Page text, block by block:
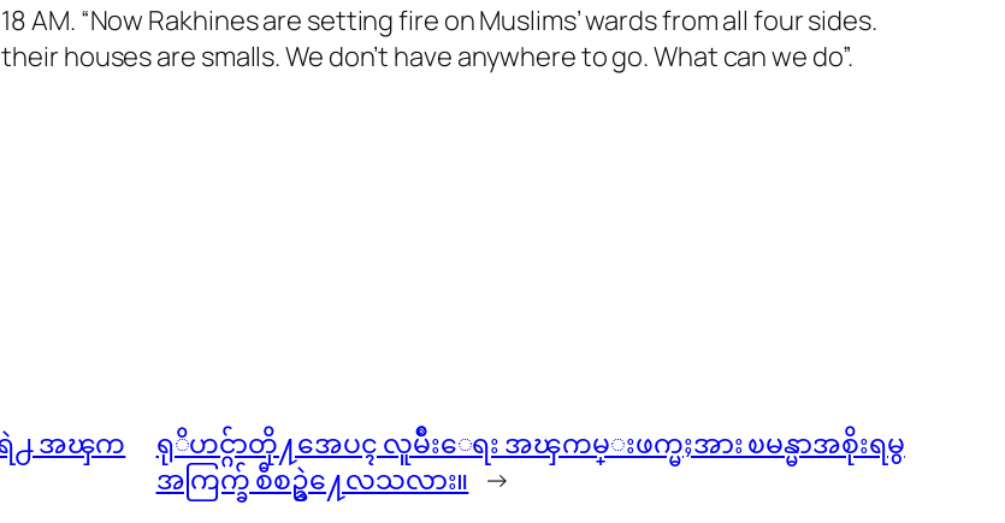
“Now Rakhines are setting fire on Muslims’ wards from all four sides.
houses are smalls. We don’t have anywhere to go. What can we do”.
ရဲ႕ အၾက
ရုိဟင္ဂ်ာတို႔အေပၚ လူမ်ဳိးေရး အၾကမ္းဖက္မႈအား ၿမန္မာအစိုးရမွ
အကြက္ခ် စီစဥ္ခဲ႔ေလသလား။ →